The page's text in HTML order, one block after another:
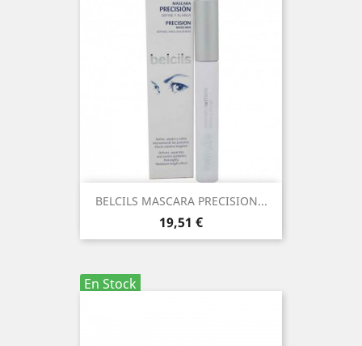
BELCILS MASCARA PRECISION...
Precio
19,51 €
En Stock